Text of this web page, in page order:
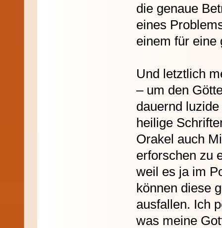
die genaue
eines
einem für eine
Und letztlich
– um den
dauernd
heilige
Orakel auch
erforschen zu
weil es ja im
können diese
ausfallen. Ich
was meine